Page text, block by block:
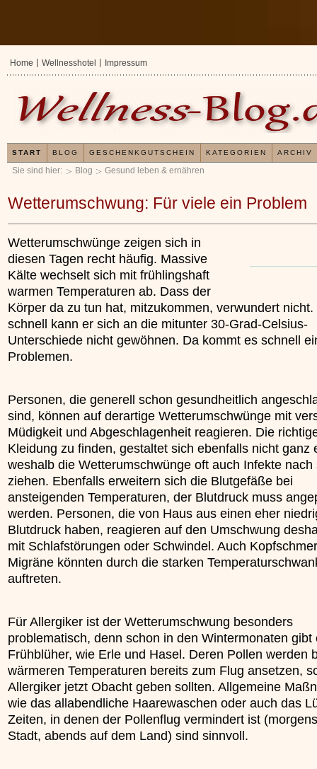
Sie sind hier: Blog Gesund leben & ernähren
Wetterumschwung: Für viele ein Problem
Wetterumschwünge zeigen sich in
diesen Tagen recht häufig. Massive
Kälte wechselt sich mit frühlingshaft
warmen Temperaturen ab. Dass der
Körper da zu tun hat, mitzukommen, verwundert
schnell kann er sich an die mitunter 30-Grad-Celsius-
Unterschiede nicht gewöhnen. Da kommt es schnell
Problemen.
Personen, die generell schon gesundheitlich
sind, können auf derartige Wetterumschwünge mit
Müdigkeit und Abgeschlagenheit reagieren. Die
Kleidung zu finden, gestaltet sich ebenfalls nicht ganz
weshalb die Wetterumschwünge oft auch Infekte nach
ziehen. Ebenfalls erweitern sich die Blutgefäße bei
ansteigenden Temperaturen, der Blutdruck muss
werden. Personen, die von Haus aus einen eher
Blutdruck haben, reagieren auf den Umschwung
mit Schlafstörungen oder Schwindel. Auch
Migräne könnten durch die starken
auftreten.
Für Allergiker ist der Wetterumschwung besonders
problematisch, denn schon in den Wintermonaten gibt
Frühblüher, wie Erle und Hasel. Deren Pollen werden
wärmeren Temperaturen bereits zum Flug ansetzen,
Allergiker jetzt Obacht geben sollten. Allgemeine
wie das allabendliche Haarewaschen oder auch das
Zeiten, in denen der Pollenflug vermindert ist
Stadt, abends auf dem Land) sind sinnvoll.
Erfahrungen mit und
»»»
Home Wellnesshotel Impressum
START BLOG GESCHENKGUTSCHEIN KATEGORIEN ARCHIV